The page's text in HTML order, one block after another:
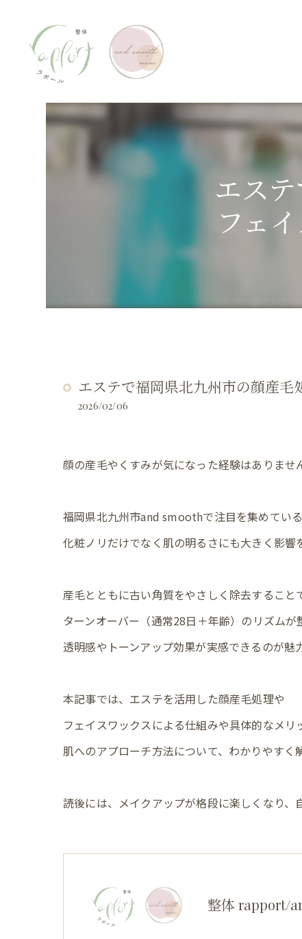
エス
フェ
エステで福岡県北九州市の顔産毛
2026/02/06
顔の産毛やくすみが気になった経験はありませ
福岡県北九州市and smoothで注目を集めてい
化粧ノリだけでなく肌の明るさにも大きく影響
産毛とともに古い角質をやさしく除去すること
ターンオーバー（通常28日＋年齢）のリズムが
透明感やトーンアップ効果が実感できるのが魅
本記事では、エステを活用した顔産毛処理や
フェイスワックスによる仕組みや具体的なメリ
肌へのアプローチ方法について、わかりやすく
読後には、メイクアップが格段に楽しくなり、
整体 rapport/